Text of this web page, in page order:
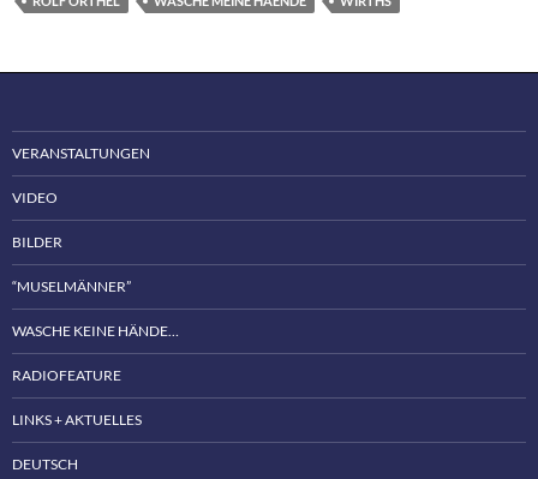
VERANSTALTUNGEN
VIDEO
BILDER
“MUSELMÄNNER”
WASCHE KEINE HÄNDE…
RADIOFEATURE
LINKS + AKTUELLES
DEUTSCH